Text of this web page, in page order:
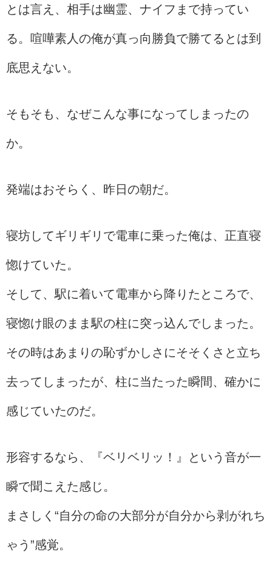
とは言え、相手は幽霊、ナイフまで持ってい
る。喧嘩素人の俺が真っ向勝負で勝てるとは到
底思えない。
そもそも、なぜこんな事になってしまったの
か。
発端はおそらく、昨日の朝だ。
寝坊してギリギリで電車に乗った俺は、正直寝
惚けていた。
そして、駅に着いて電車から降りたところで、
寝惚け眼のまま駅の柱に突っ込んでしまった。
その時はあまりの恥ずかしさにそそくさと立ち
去ってしまったが、柱に当たった瞬間、確かに
感じていたのだ。
形容するなら、『ベリベリッ！』という音が一
瞬で聞こえた感じ。
まさしく“自分の命の大部分が自分から剥がれち
ゃう”感覚。